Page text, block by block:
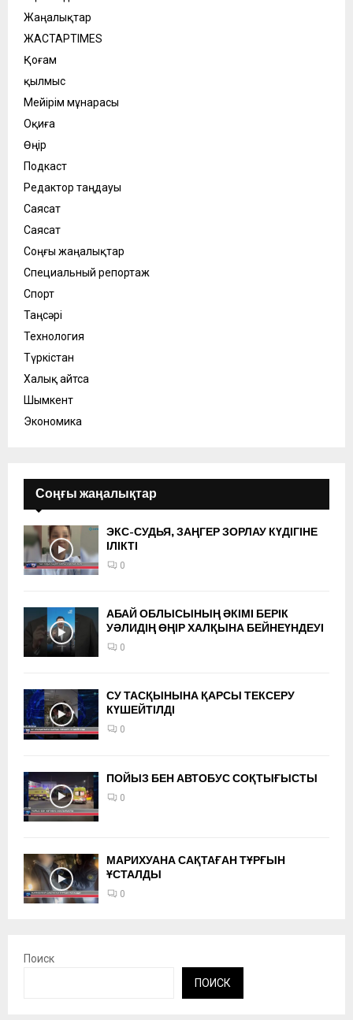
Жаңалықтар
ЖАСТАРTIMES
Қоғам
қылмыс
Мейірім мұнарасы
Оқиға
Өңір
Подкаст
Редактор таңдауы
Саясат
Саясат
Соңғы жаңалықтар
Специальный репортаж
Спорт
Таңсәрі
Технология
Түркістан
Халық айтса
Шымкент
Экономика
Соңғы жаңалықтар
ЭКС-СУДЬЯ, ЗАҢГЕР ЗОРЛАУ КҮДІГІНЕ
ІЛІКТІ
0
АБАЙ ОБЛЫСЫНЫҢ ӘКІМІ БЕРІК
УӘЛИДІҢ ӨҢІР ХАЛҚЫНА БЕЙНЕҮНДЕУІ
0
СУ ТАСҚЫНЫНА ҚАРСЫ ТЕКСЕРУ
КҮШЕЙТІЛДІ
0
ПОЙЫЗ БЕН АВТОБУС СОҚТЫҒЫСТЫ
0
МАРИХУАНА САҚТАҒАН ТҰРҒЫН
ҰСТАЛДЫ
0
Поиск
ПОИСК